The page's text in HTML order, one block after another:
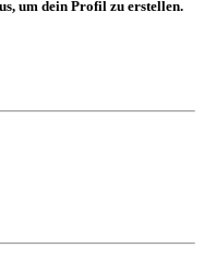
um dein Profil zu erstellen.